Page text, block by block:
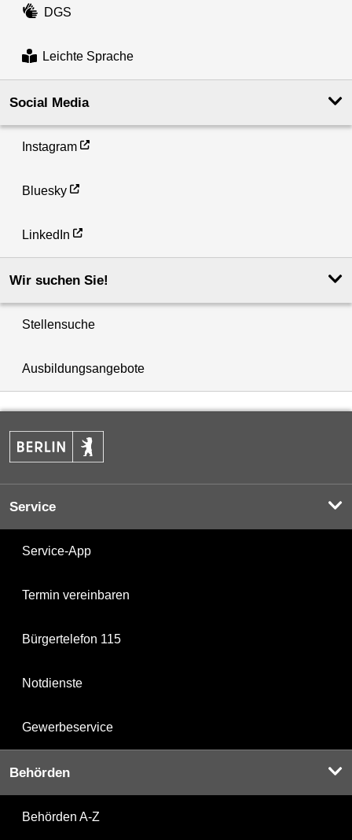
DGS
Leichte Sprache
Social Media
Instagram
Bluesky
LinkedIn
Wir suchen Sie!
Stellensuche
Ausbildungsangebote
Service
Service-App
Termin vereinbaren
Bürgertelefon 115
Notdienste
Gewerbeservice
Behörden
Behörden A-Z